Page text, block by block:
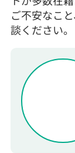
ご不安なこ
談ください。